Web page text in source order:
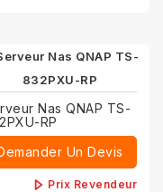
Nas QNAP TS-
RP
Un Devis
Prix Revendeur